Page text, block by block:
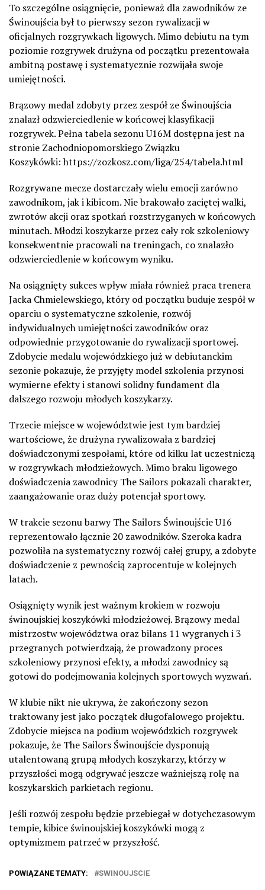
To szczególne osiągnięcie, ponieważ dla zawodników ze
Świnoujścia był to pierwszy sezon rywalizacji w
oficjalnych rozgrywkach ligowych. Mimo debiutu na tym
poziomie rozgrywek drużyna od początku prezentowała
ambitną postawę i systematycznie rozwijała swoje
umiejętności.
Brązowy medal zdobyty przez zespół ze Świnoujścia
znalazł odzwierciedlenie w końcowej klasyfikacji
rozgrywek. Pełna tabela sezonu U16M dostępna jest na
stronie Zachodniopomorskiego Związku
Koszykówki: https://zozkosz.com/liga/254/tabela.html
Rozgrywane mecze dostarczały wielu emocji zarówno
zawodnikom, jak i kibicom. Nie brakowało zaciętej walki,
zwrotów akcji oraz spotkań rozstrzyganych w końcowych
minutach. Młodzi koszykarze przez cały rok szkoleniowy
konsekwentnie pracowali na treningach, co znalazło
odzwierciedlenie w końcowym wyniku.
Na osiągnięty sukces wpływ miała również praca trenera
Jacka Chmielewskiego, który od początku buduje zespół w
oparciu o systematyczne szkolenie, rozwój
indywidualnych umiejętności zawodników oraz
odpowiednie przygotowanie do rywalizacji sportowej.
Zdobycie medalu wojewódzkiego już w debiutanckim
sezonie pokazuje, że przyjęty model szkolenia przynosi
wymierne efekty i stanowi solidny fundament dla
dalszego rozwoju młodych koszykarzy.
Trzecie miejsce w województwie jest tym bardziej
wartościowe, że drużyna rywalizowała z bardziej
doświadczonymi zespołami, które od kilku lat uczestniczą
w rozgrywkach młodzieżowych. Mimo braku ligowego
doświadczenia zawodnicy The Sailors pokazali charakter,
zaangażowanie oraz duży potencjał sportowy.
W trakcie sezonu barwy The Sailors Świnoujście U16
reprezentowało łącznie 20 zawodników. Szeroka kadra
pozwoliła na systematyczny rozwój całej grupy, a zdobyte
doświadczenie z pewnością zaprocentuje w kolejnych
latach.
Osiągnięty wynik jest ważnym krokiem w rozwoju
świnoujskiej koszykówki młodzieżowej. Brązowy medal
mistrzostw województwa oraz bilans 11 wygranych i 3
przegranych potwierdzają, że prowadzony proces
szkoleniowy przynosi efekty, a młodzi zawodnicy są
gotowi do podejmowania kolejnych sportowych wyzwań.
W klubie nikt nie ukrywa, że zakończony sezon
traktowany jest jako początek długofalowego projektu.
Zdobycie miejsca na podium wojewódzkich rozgrywek
pokazuje, że The Sailors Świnoujście dysponują
utalentowaną grupą młodych koszykarzy, którzy w
przyszłości mogą odgrywać jeszcze ważniejszą rolę na
koszykarskich parkietach regionu.
Jeśli rozwój zespołu będzie przebiegał w dotychczasowym
tempie, kibice świnoujskiej koszykówki mogą z
optymizmem patrzeć w przyszłość.
POWIĄZANE TEMATY: SWINOUJSCIE